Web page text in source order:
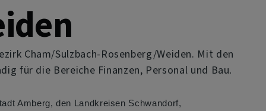
Cham/Sulzbach-Rosenberg/Weiden. Mit den
für die Bereiche Finanzen, Personal und Bau.
Amberg, den Landkreisen Schwandorf,